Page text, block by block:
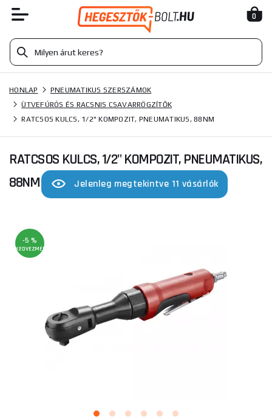
0
HONLAP
PNEUMATIKUS SZERSZÁMOK
ÜTVEFÚRÓS ÉS RACSNIS CSAVARRÖGZÍTŐK
RATCSOS KULCS, 1/2" KOMPOZIT, PNEUMATIKUS, 88NM
RATCSOS KULCS, 1/2" KOMPOZIT, PNEUMATIKUS,
88NM
Jelenleg megtekintve 11 vásárlók
-5 %
KEDVEZMÉNY